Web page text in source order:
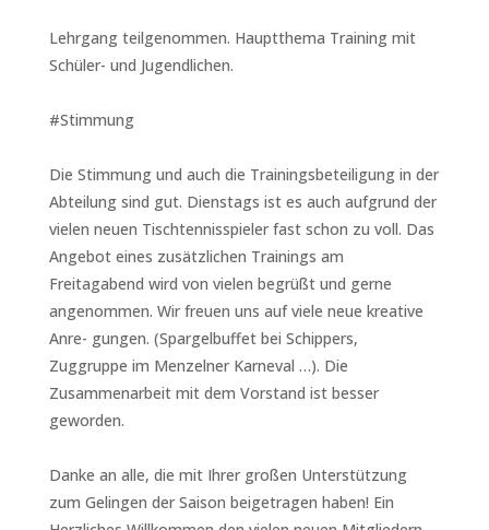
Lehrgang teilgenommen. Hauptthema Training mit
Schüler- und Jugendlichen.
#Stimmung
Die Stimmung und auch die Trainingsbeteiligung in der
Abteilung sind gut. Dienstags ist es auch aufgrund der
vielen neuen Tischtennisspieler fast schon zu voll. Das
Angebot eines zusätzlichen Trainings am
Freitagabend wird von vielen begrüßt und gerne
angenommen. Wir freuen uns auf viele neue kreative
Anre- gungen. (Spargelbuffet bei Schippers,
Zuggruppe im Menzelner Karneval …). Die
Zusammenarbeit mit dem Vorstand ist besser
geworden.
Danke an alle, die mit Ihrer großen Unterstützung
zum Gelingen der Saison beigetragen haben! Ein